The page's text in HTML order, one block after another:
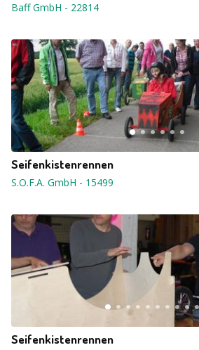
Baff GmbH - 22814
Seifenkistenrennen
S.O.F.A. GmbH - 15499
Seifenkistenrennen